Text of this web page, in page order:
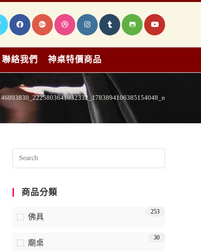
聯絡我們 神桌特價商品
46893830_2225803641032332_1783894106385154048_n
商品分類
佛具
253
廟桌
30